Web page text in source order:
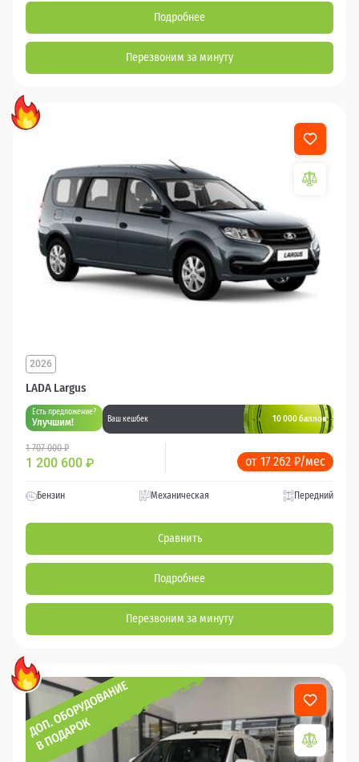
Подробнее
Перезвоним за минуту
LADA Largus
2026
Есть предложение?
Улучшим! Ваш кешбек 10 000 баллов
1 707 000 ₽
1 200 600 ₽ от 17 262 ₽/мес
Бензин Механическая Передний
Сравнить
Подробнее
Перезвоним за минуту